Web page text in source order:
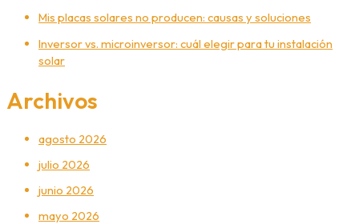
Mis placas solares no producen: causas y soluciones
Inversor vs. microinversor: cuál elegir para tu instalación
solar
Archivos
agosto 2026
julio 2026
junio 2026
mayo 2026